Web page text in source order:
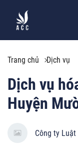
Trang chủ Dịch vụ
Dịch vụ
Huyện
Công ty Luật